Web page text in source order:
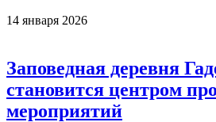
14 января 2026
Заповедная деревня
становится центром
мероприятий